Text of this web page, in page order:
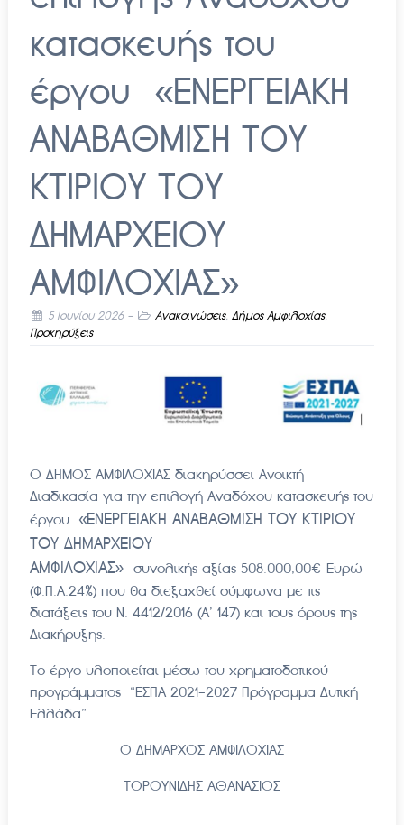
κατασκευής του
έργου «ΕΝΕΡΓΕΙΑΚΗ
ΑΝΑΒΑΘΜΙΣΗ ΤΟΥ
ΚΤΙΡΙΟΥ ΤΟΥ
ΔΗΜΑΡΧΕΙΟΥ
ΑΜΦΙΛΟΧΙΑΣ»
5 Ιουνίου 2026- Ανακοινώσεις, Δήμος Αμφιλοχίας,
Προκηρύξεις
O ΔΗΜΟΣ ΑΜΦΙΛΟΧΙΑΣ διακηρύσσει Ανοικτή
Διαδικασία για την επιλογή Αναδόχου κατασκευής του
έργου «ΕΝΕΡΓΕΙΑΚΗ ΑΝΑΒΑΘΜΙΣΗ ΤΟΥ ΚΤΙΡΙΟΥ
ΤΟΥ ΔΗΜΑΡΧΕΙΟΥ
ΑΜΦΙΛΟΧΙΑΣ» συνολικής αξίας 508.000,00€ Ευρώ
(Φ.Π.Α.24%) που θα διεξαχθεί σύμφωνα με τις
διατάξεις του Ν. 4412/2016 (Α’ 147) και τους όρους της
Διακήρυξης.
Τo έργο υλοποιείται μέσω του χρηματοδοτικού
προγράμματος “ΕΣΠΑ 2021-2027 Πρόγραμμα Δυτική
Ελλάδα”
O ΔΗΜΑΡΧΟΣ ΑΜΦΙΛΟΧΙΑΣ
ΤΟΡΟΥΝΙΔΗΣ ΑΘΑΝΑΣΙΟΣ